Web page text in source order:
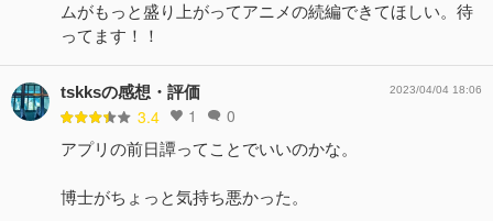
ムがもっと盛り上がってアニメの続編できてほしい。待
ってます！！
tskksの感想・評価
3.4 1 0
2023/04/04 18:06
アプリの前日譚ってことでいいのかな。
博士がちょっと気持ち悪かった。